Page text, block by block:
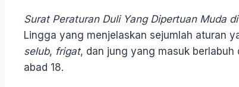
Surat Peraturan Duli Yang Dipertuan Muda
Lingga yang menjelaskan sejumlah aturan
selub, frigat, dan jung yang masuk berlabuh
abad 18.